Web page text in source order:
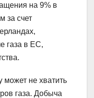
на 9% в
за счет
газа в ЕС,
может не хватить
газа. Добыча